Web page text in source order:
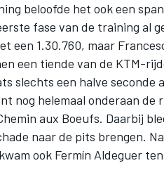
beloofde het ook een
fase van de training al
een 1.30.760, maar
een tiende van de KTM-
slechts een halve seconde
nog helemaal onderaan de
aux Boeufs. Daarbij
naar de pits brengen.
ook Fermín Aldeguer